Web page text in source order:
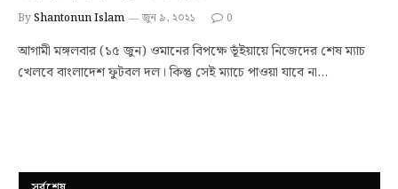
ByShantonun Islam জুন ৯, ২০২১ 0
আগামী মঙ্গলবার (১৫ জুন) ওমানের বিপক্ষে ভূঁইয়ায়ে নিজেদের শেষ ম্যাচ
খেলবে বাংলাদেশ ফুটবল দল। কিন্তু সেই ম্যাচে পাওয়া যাবে না…